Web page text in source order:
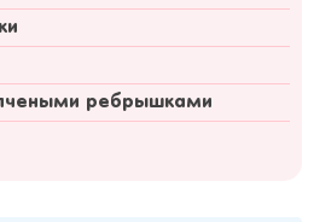
ребрышками